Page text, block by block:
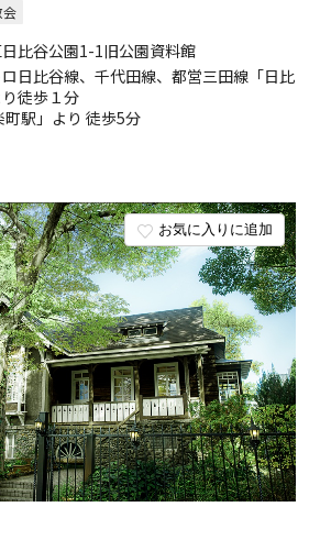
お気に入りに追加
会
日比谷公園1-1旧公園資料館
ロ日比谷線、千代田線、都営三田線「日比
徒歩１分
町駅」より 徒歩5分